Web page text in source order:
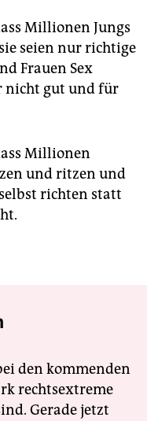
Millionen Jungs
seien nur richtige
Frauen Sex
nicht gut und für
Millionen
und ritzen und
richten statt
den kommenden
rechtsextreme
Gerade jetzt